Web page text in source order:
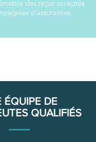
des reçus acceptés
d'assurances.
ÉQUIPE DE
QUALIFIÉS